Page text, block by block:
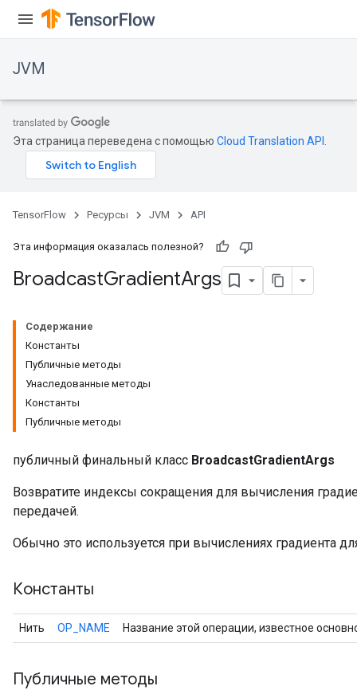
JVM
Эта страница переведена с помощью Cloud Translation API
TensorFlow Ресурсы JVM API
Эта информация оказалась полезной?
BroadcastGradientArgs
Содержание
Константы
Публичные методы
Унаследованные методы
Константы
Публичные методы
публичный финальный класс BroadcastGradientArgs
Возвратите индексы сокращения для вычисления
передачей.
Обычно это используется при вычислениях градиента
Константы
Нить OP_NAME Название этой операции, известное
Публичные методы